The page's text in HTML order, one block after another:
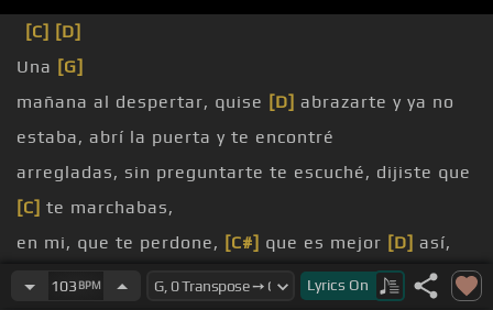
[C] [D]
Una [G]
mañana al despertar, quise [D] abrazarte y ya no
estaba, abrí la puerta y te encontré
arregladas, sin preguntarte te escuché, dijiste que
[C] te marchabas,
en mi, que te perdone, [C#] que es mejor [D] así,
que continuar
[G] en mi morada, esa[F#m]
103 BPM Lyrics On